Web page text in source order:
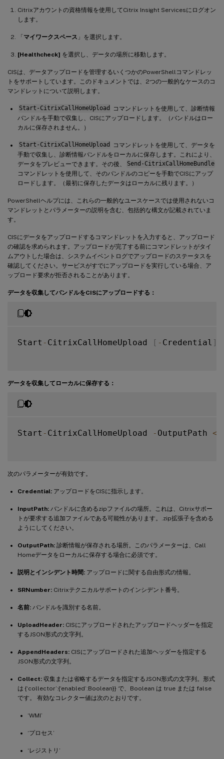
Citrixアカウントの資格情報を使用してCitrix Insight Servicesにログオン
します。
「マイワークスペース 」を選択します。
[Healthcheck] を選択し、データの場所に移動します。
CISは、データアップロードを管理するいくつかのPowerShellコマンドレッ
トをサポートしています。このドキュメントでは、2つの一般的なケースのコ
マンドレットについて説明します。
Start-CitrixCallHomeUpload
コマンドレットを使用して、診断情報
バンドルを手動で収集し、CISにアップロードします。（バンドルはロー
カルに保存されません。）
Start-CitrixCallHomeUpload
コマンドレットを使用して、データを
手動で収集し、診断情報バンドルをローカルに保存します。これにより、
データをプレビューできます。その後、
Send-CitrixCallHomeBundle
コマンドレットを使用して、そのバンドルのコピーを手動でCISにアップ
ロードします。（最初に保存したデータはローカルに残ります。）
PowerShellヘルプには、これらの一般的なユースケースでは使用されないコ
マンドレットとパラメーターの説明を含む、包括的な構文が記載されていま
す。
CISにデータをアップロードするコマンドレットを入力すると、アップロード
の確認を求められます。アップロードが完了する前にコマンドレットがタイ
ムアウトした場合は、システムイベントログでアップロードのステータスを
確認してください。サービスがすでにアップロードを実行している場合、ア
ップロード要求が拒否されることがあります。
データを収集してバンドルをCISにアップロードする：
Start - CitrixCallHomeUpload [ - Credential ]
データを収集してローカルに保存する：
Start - CitrixCallHomeUpload - OutputPath <
次のパラメーターが有効です。
Credential: アップロードをCISに指示します。
InputPath: バンドルに含めるzipファイルの場所。これは、Citrixサポー
トが要求する追加ファイルである可能性があります。.zip拡張子を含める
ようにしてください。
OutputPath: 診断情報が保存される場所。このパラメーターは、Call
Homeデータをローカルに保存する場合に必須です。
説明とインシデント時間: アップロードに関する自由形式の情報。
SRNumber: Citrixテクニカルサポートのインシデント番号。
名前: バンドルを識別する名前。
UploadHeader: CISにアップロードされたアップロードヘッダーを指定
するJSON形式の文字列。
AppendHeaders: CISにアップロードされた追加ヘッダーを指定する
JSON形式の文字列。
Collect: 収集または省略するデータを指定するJSON形式の文字列。形式
は {‘collector’:{‘enabled’:Boolean}} で、Boolean は true または false
です。 有効なコレクター値は次のとおりです。
‘WMI’
‘プロセス’
‘レジストリ’